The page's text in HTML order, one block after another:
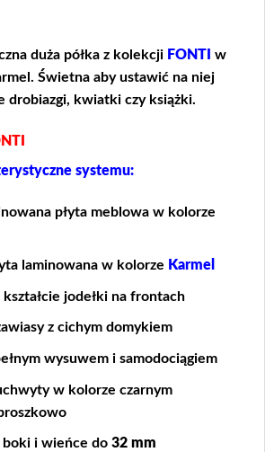
duża półka z kolekcji FONTI w
Świetna aby ustawić na niej
drobiazgi, kwiatki czy książki.
systemu:
płyta meblowa w kolorze
laminowana w kolorze Karmel
kształcie jodełki na frontach
z cichym domykiem
wysuwem i samodociągiem
w kolorze czarnym
boki i wieńce do 32 mm